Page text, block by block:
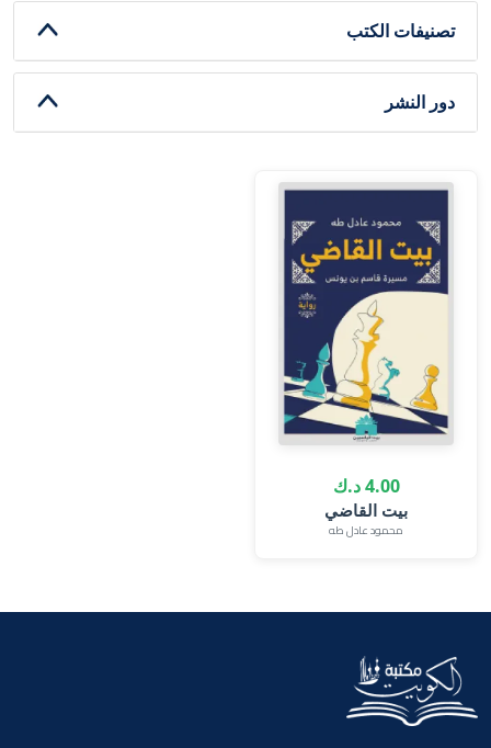
تصنيفات الكتب
دور النشر
4.00 د.ك
بيت القاضي
محمود عادل طه